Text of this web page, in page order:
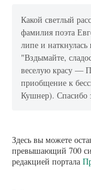
Какой светлый
фамилия поэта
липе и наткнулась
"Вздымайте,
веселую красу —
приобщение к
Кушнер). Спасибо
Здесь вы можете
превышающий 700
редакцией портала